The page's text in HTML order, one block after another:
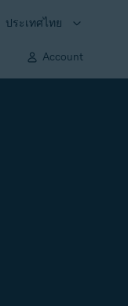
ประเทศไทย
Account